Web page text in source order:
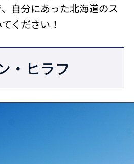
自分にあった北海道のス
ください！
・ヒラフ